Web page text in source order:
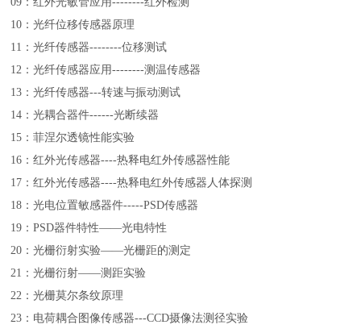
10：光纤位移传感器原理
11：光纤传感器--------位移测试
12：光纤传感器应用--------测温传感器
13：光纤传感器---转速与振动测试
14：光耦合器件------光断续器
15：菲涅尔透镜性能实验
16：红外光传感器----热释电红外传感器性能
17：红外光传感器----热释电红外传感器人体探测
18：光电位置敏感器件-----PSD传感器
19：PSD器件特性——光电特性
20：光栅衍射实验——光栅距的测定
21：光栅衍射——测距实验
22：光栅莫尔条纹原理
23：电荷耦合图像传感器---CCD摄像法测径实验